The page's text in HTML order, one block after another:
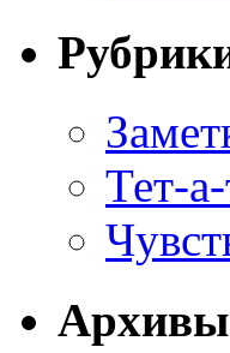
Тет-
Архивы